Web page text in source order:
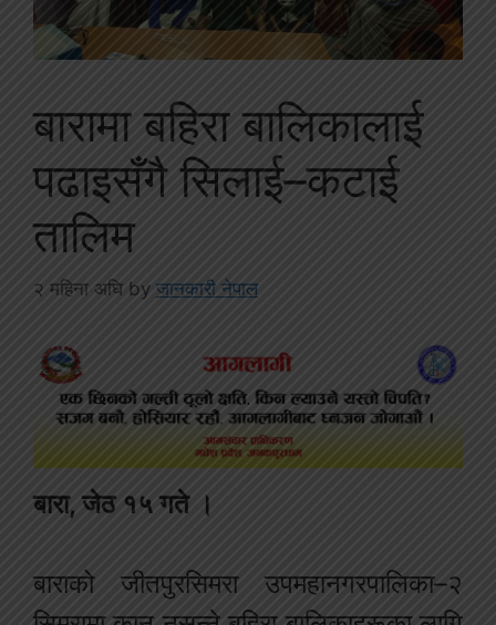
बारामा बहिरा बालिकालाई
पढाइसँगै सिलाई–कटाई
तालिम
२ महिना अघि by जानकारी नेपाल
बारा, जेठ १५ गते ।
बाराको जीतपुरसिमरा उपमहानगरपालिका–२